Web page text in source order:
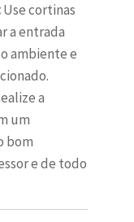
Use cortinas
a entrada
ambiente e
a
um
bom
e de todo